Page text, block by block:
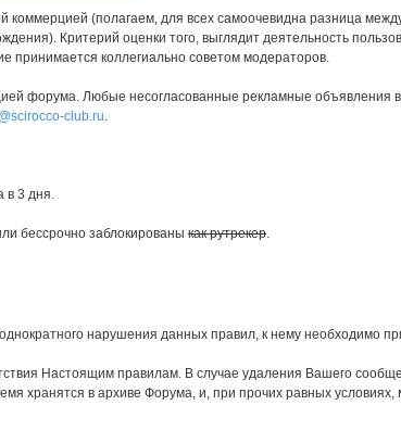
(полагаем, для всех самоочевидна разница
Критерий оценки того, выглядит деятельность
принимается коллегиально советом модераторов.
форума. Любые несогласованные рекламные объявления
club.ru.
в 3 дня.
бессрочно заблокированы как рутрекер.
нарушения данных правил, к нему необходимо
Настоящим правилам. В случае удаления Вашего
в архиве Форума, и, при прочих равных условиях,